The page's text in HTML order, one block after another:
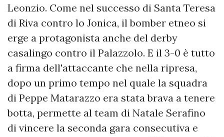
Leonzio. Come nel successo di Santa Teresa
di Riva contro lo Jonica, il bomber etneo si
erge a protagonista anche del derby
casalingo contro il Palazzolo. E il 3-0 è tutto
a firma dell'attaccante che nella ripresa,
dopo un primo tempo nel quale la squadra
di Peppe Matarazzo era stata brava a tenere
botta, permette al team di Natale Serafino
di vincere la seconda gara consecutiva e